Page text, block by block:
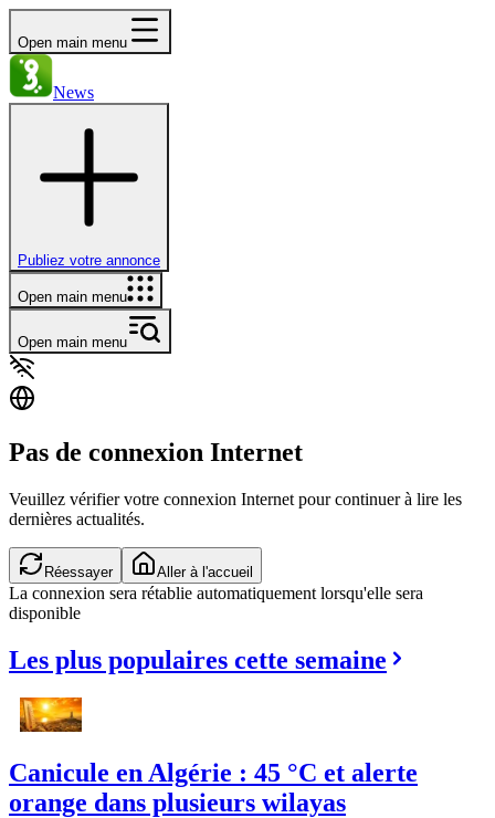
Open main menu
News
Publiez votre annonce
Open main menu
Open main menu
Pas de connexion Internet
Veuillez vérifier votre connexion Internet pour continuer à lire les
dernières actualités.
Réessayer Aller à l'accueil
La connexion sera rétablie automatiquement lorsqu'elle sera
disponible
Les plus populaires cette semaine
Canicule en Algérie : 45 °C et alerte
orange dans plusieurs wilayas